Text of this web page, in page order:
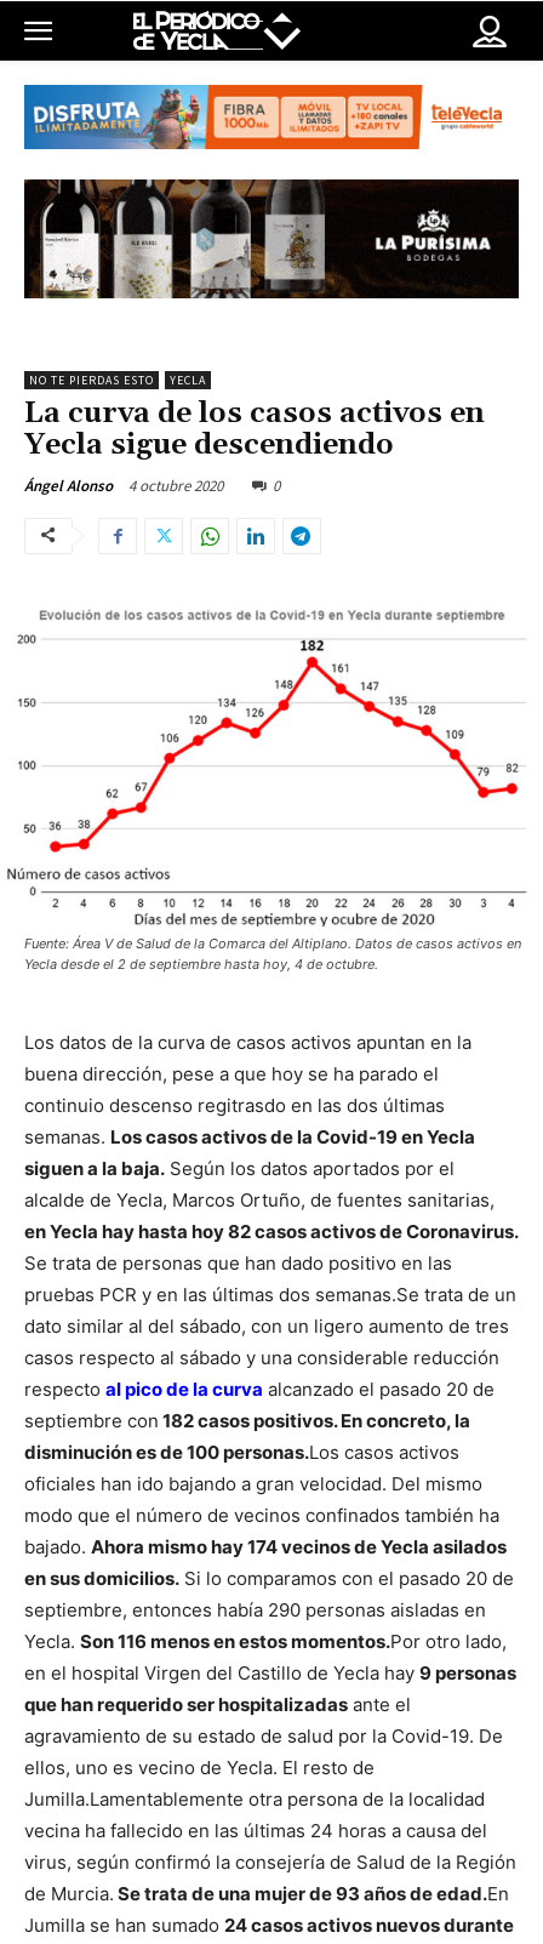
NO TE PIERDAS ESTO YECLA
La curva de los casos activos en
Yecla sigue descendiendo
Ángel Alonso 4 octubre 2020 0
Fuente: Área V de Salud de la Comarca del Altiplano. Datos de casos activos en
Yecla desde el 2 de septiembre hasta hoy, 4 de octubre.
Los datos de la curva de casos activos apuntan en la
buena dirección, pese a que hoy se ha parado el
continuio descenso regitrasdo en las dos últimas
semanas. Los casos activos de la Covid-19 en Yecla
siguen a la baja. Según los datos aportados por el
alcalde de Yecla, Marcos Ortuño, de fuentes sanitarias,
en Yecla hay hasta hoy 82 casos activos de Coronavirus.
Se trata de personas que han dado positivo en las
pruebas PCR y en las últimas dos semanas.Se trata de un
dato similar al del sábado, con un ligero aumento de tres
casos respecto al sábado y una considerable reducción
respecto al pico de la curva alcanzado el pasado 20 de
septiembre con 182 casos positivos. En concreto, la
disminución es de 100 personas.Los casos activos
oficiales han ido bajando a gran velocidad. Del mismo
modo que el número de vecinos confinados también ha
bajado. Ahora mismo hay 174 vecinos de Yecla asilados
en sus domicilios. Si lo comparamos con el pasado 20 de
septiembre, entonces había 290 personas aisladas en
Yecla. Son 116 menos en estos momentos.Por otro lado,
en el hospital Virgen del Castillo de Yecla hay 9 personas
que han requerido ser hospitalizadas ante el
agravamiento de su estado de salud por la Covid-19. De
ellos, uno es vecino de Yecla. El resto de
Jumilla.Lamentablemente otra persona de la localidad
vecina ha fallecido en las últimas 24 horas a causa del
virus, según confirmó la consejería de Salud de la Región
de Murcia. Se trata de una mujer de 93 años de edad.En
Jumilla se han sumado 24 casos activos nuevos durante